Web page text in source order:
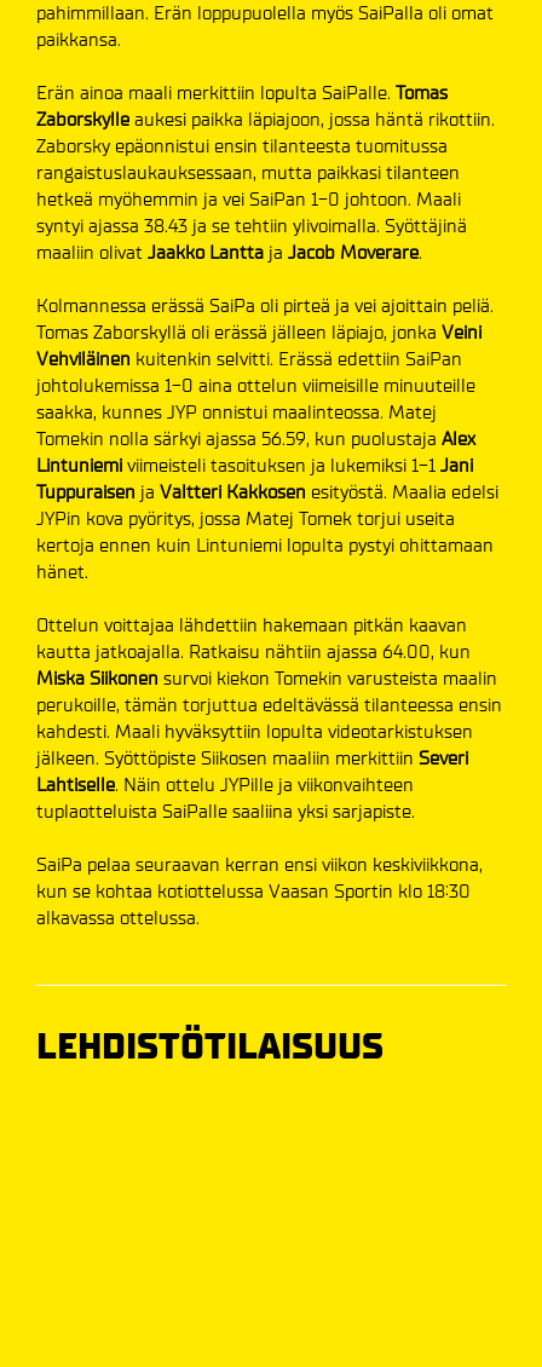
pahimmillaan. Erän loppupuolella myös SaiPalla oli omat
paikkansa.
Erän ainoa maali merkittiin lopulta SaiPalle. Tomas
Zaborskylle aukesi paikka läpiajoon, jossa häntä rikottiin.
Zaborsky epäonnistui ensin tilanteesta tuomitussa
rangaistuslaukauksessaan, mutta paikkasi tilanteen
hetkeä myöhemmin ja vei SaiPan 1-0 johtoon. Maali
syntyi ajassa 38.43 ja se tehtiin ylivoimalla. Syöttäjinä
maaliin olivat Jaakko Lantta ja Jacob Moverare.
Kolmannessa erässä SaiPa oli pirteä ja vei ajoittain peliä.
Tomas Zaborskyllä oli erässä jälleen läpiajo, jonka Veini
Vehviläinen kuitenkin selvitti. Erässä edettiin SaiPan
johtolukemissa 1-0 aina ottelun viimeisille minuuteille
saakka, kunnes JYP onnistui maalinteossa. Matej
Tomekin nolla särkyi ajassa 56.59, kun puolustaja Alex
Lintuniemi viimeisteli tasoituksen ja lukemiksi 1-1 Jani
Tuppuraisen ja Valtteri Kakkosen esityöstä. Maalia edelsi
JYPin kova pyöritys, jossa Matej Tomek torjui useita
kertoja ennen kuin Lintuniemi lopulta pystyi ohittamaan
hänet.
Ottelun voittajaa lähdettiin hakemaan pitkän kaavan
kautta jatkoajalla. Ratkaisu nähtiin ajassa 64.00, kun
Miska Siikonen survoi kiekon Tomekin varusteista maalin
perukoille, tämän torjuttua edeltävässä tilanteessa ensin
kahdesti. Maali hyväksyttiin lopulta videotarkistuksen
jälkeen. Syöttöpiste Siikosen maaliin merkittiin Severi
Lahtiselle. Näin ottelu JYPille ja viikonvaihteen
tuplaotteluista SaiPalle saaliina yksi sarjapiste.
SaiPa pelaa seuraavan kerran ensi viikon keskiviikkona,
kun se kohtaa kotiottelussa Vaasan Sportin klo 18:30
alkavassa ottelussa.
LEHDISTÖTILAISUUS